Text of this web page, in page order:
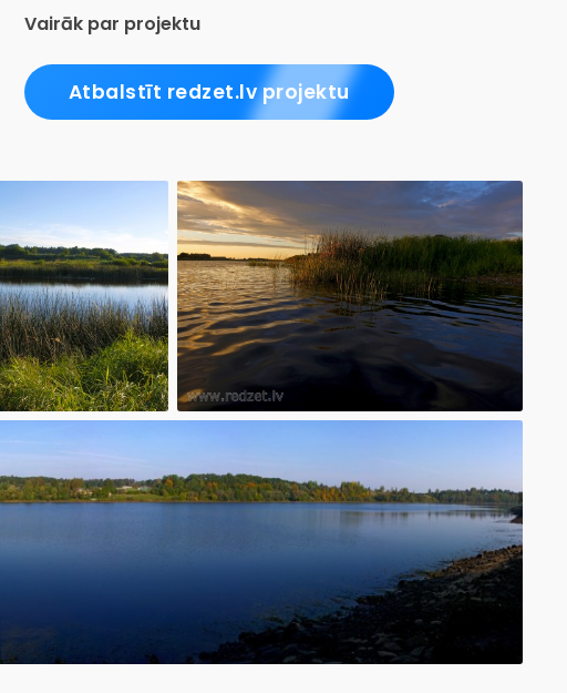
Vairāk par projektu
Atbalstīt redzet.lv projektu